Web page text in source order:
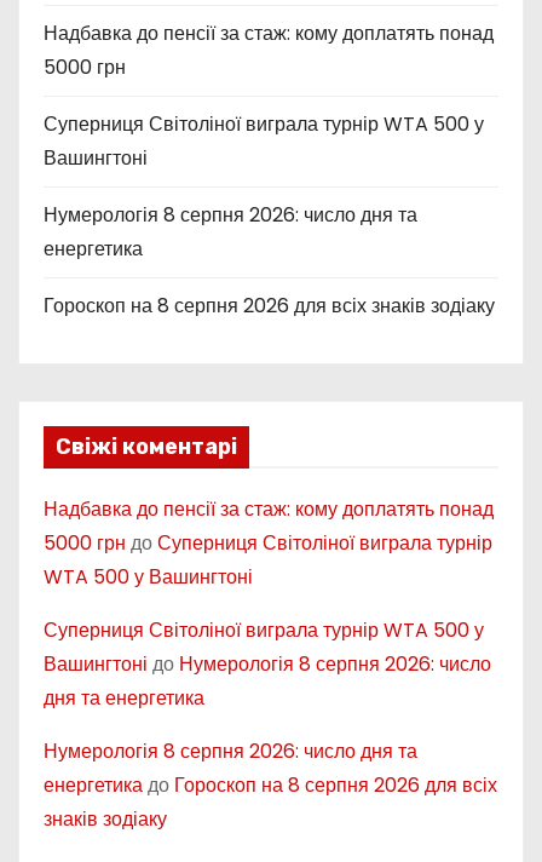
Надбавка до пенсії за стаж: кому доплатять понад
5000 грн
Суперниця Світоліної виграла турнір WTA 500 у
Вашингтоні
Нумерологія 8 серпня 2026: число дня та
енергетика
Гороскоп на 8 серпня 2026 для всіх знаків зодіаку
Свіжі коментарі
Надбавка до пенсії за стаж: кому доплатять понад
5000 грн доСуперниця Світоліної виграла турнір
WTA 500 у Вашингтоні
Суперниця Світоліної виграла турнір WTA 500 у
Вашингтоні до Нумерологія 8 серпня 2026: число
дня та енергетика
Нумерологія 8 серпня 2026: число дня та
енергетикадо Гороскоп на 8 серпня 2026 для всіх
знаків зодіаку